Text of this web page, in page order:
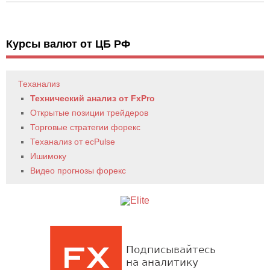
Курсы валют от ЦБ РФ
Теханализ
Технический анализ от FxPro
Открытые позиции трейдеров
Торговые стратегии форекс
Теханализ от ecPulse
Ишимоку
Видео прогнозы форекс